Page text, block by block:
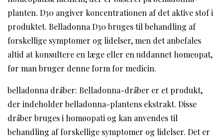
planten. D30 angiver koncentrationen af ​​det aktive stof i
produktet. Belladonna D30 bruges til behandling af
forskellige symptomer og lidelser, men det anbefales
altid at konsultere en læge eller en uddannet homeopat,
før man bruger denne form for medicin.
belladonna dråber: Belladonna-dråber er et produkt,
der indeholder belladonna-plantens ekstrakt. Disse
dråber bruges i homøopati og kan anvendes til
behandling af forskellige symptomer og lidelser. Det er